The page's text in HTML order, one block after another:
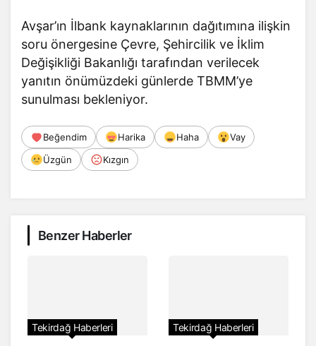
Avşar’ın İlbank kaynaklarının dağıtımına ilişkin
soru önergesine Çevre, Şehircilik ve İklim
Değişikliği Bakanlığı tarafından verilecek
yanıtın önümüzdeki günlerde TBMM’ye
sunulması bekleniyor.
Beğendim Harika Haha
Vay
Üzgün
Kızgın
Benzer Haberler
Tekirdağ Haberleri Tekirdağ Haberleri